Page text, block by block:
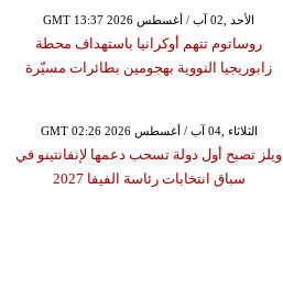
GMT 13:37 2026 الأحد ,02 آب / أغسطس
روساتوم تتهم أوكرانيا باستهداف محطة
زابوريجيا النووية بهجومين بطائرات مسيّرة
GMT 02:26 2026 الثلاثاء ,04 آب / أغسطس
ويلز تصبح أول دولة تسحب دعمها لإنفانتينو في
سباق انتخابات رئاسة الفيفا 2027